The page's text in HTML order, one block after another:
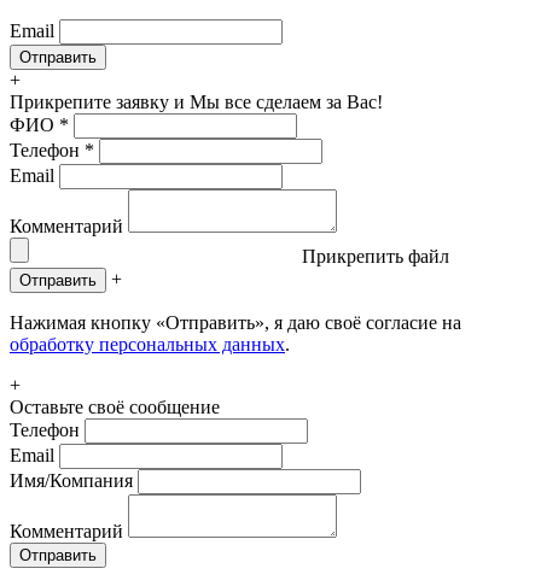
Email
+
Прикрепите заявку и Мы все сделаем за Вас!
ФИО *
Телефон *
Email
Комментарий
Прикрепить файл
Отправить +
Нажимая кнопку «Отправить», я даю своё согласие на
обработку персональных данных.
+
Оставьте своё сообщение
Телефон
Email
Имя/Компания
Комментарий
Отправить